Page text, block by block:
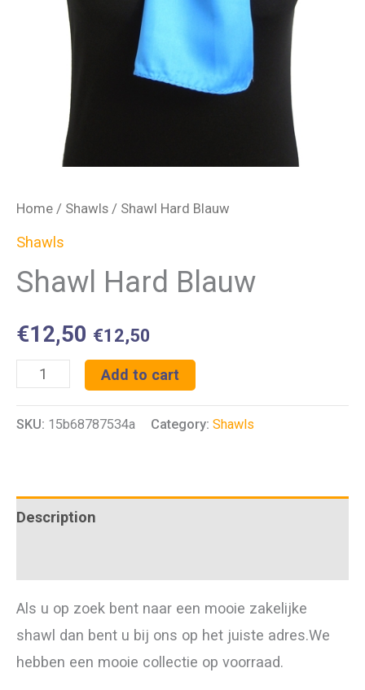
Home / Shawls / Shawl Hard Blauw
Shawls
Shawl Hard Blauw
€12,50 €12,50
Shawl
Blauw
Add to cart
SKU: 15b68787534a Category: Shawls
Description
Als u op zoek bent naar een mooie zakelijke
shawl dan bent u bij ons op het juiste adres.We
hebben een mooie collectie op voorraad.